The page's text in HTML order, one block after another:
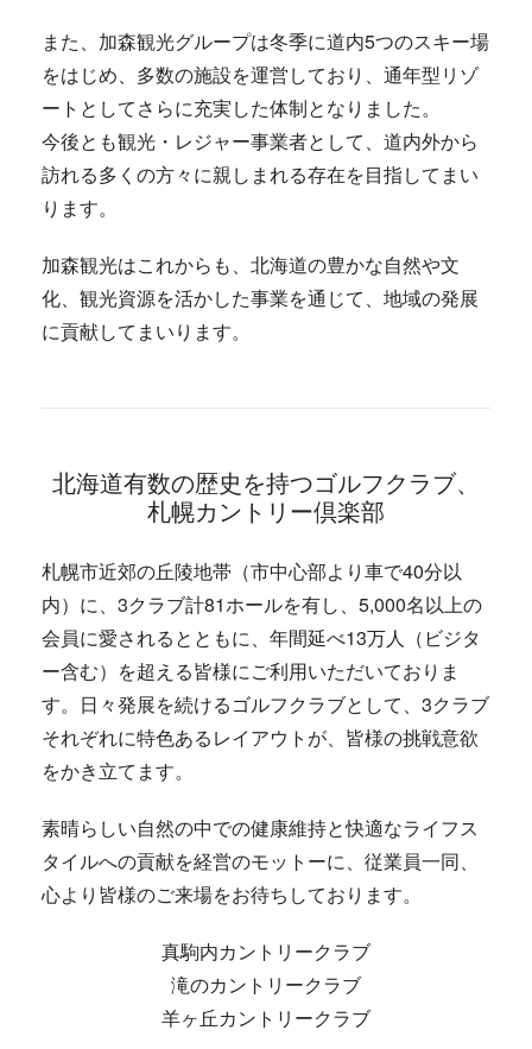
また、加森観光グループは冬季に道内5つのスキー場
をはじめ、多数の施設を運営しており、通年型リゾ
ートとしてさらに充実した体制となりました。
今後とも観光・レジャー事業者として、道内外から
訪れる多くの方々に親しまれる存在を目指してまい
ります。
加森観光はこれからも、北海道の豊かな自然や文
化、観光資源を活かした事業を通じて、地域の発展
に貢献してまいります。
北海道有数の歴史を持つゴルフクラブ、
札幌カントリー倶楽部
札幌市近郊の丘陵地帯（市中心部より車で40分以
内）に、3クラブ計81ホールを有し、5,000名以上の
会員に愛されるとともに、年間延べ13万人（ビジタ
ー含む）を超える皆様にご利用いただいておりま
す。日々発展を続けるゴルフクラブとして、3クラブ
それぞれに特色あるレイアウトが、皆様の挑戦意欲
をかき立てます。
素晴らしい自然の中での健康維持と快適なライフス
タイルへの貢献を経営のモットーに、従業員一同、
心より皆様のご来場をお待ちしております。
真駒内カントリークラブ
滝のカントリークラブ
羊ヶ丘カントリークラブ